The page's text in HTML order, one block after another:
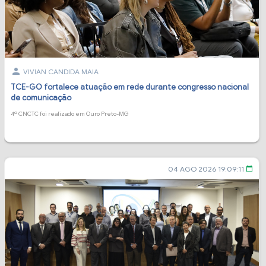
person VIVIAN CANDIDA MAIA
TCE-GO fortalece atuação em rede durante congresso nacional
de comunicação
4º CNCTC foi realizado em Ouro Preto-MG
04 AGO 2026 19:09:11 calendar_today